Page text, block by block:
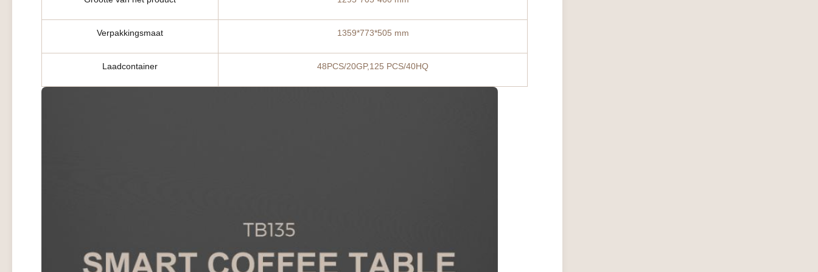
Verpakkingsmaat 1359*773*505 mm
Laadcontainer 48PCS/20GP,125 PCS/40HQ